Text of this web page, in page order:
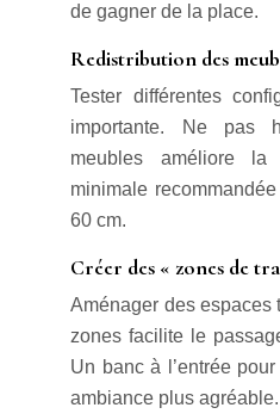
de gagner de la place.
Redistribution des
Tester différentes
importante. Ne pas
meubles améliore la
minimale
60 cm.
Créer des « zones de
Aménager des espaces
zones facilite le
Un banc à l’entrée
ambiance plus agréable.